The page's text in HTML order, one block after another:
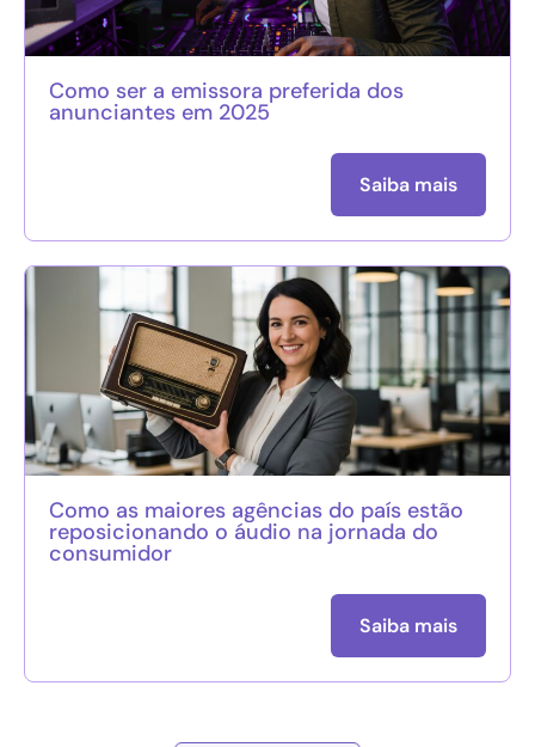
Como ser a emissora preferida dos
anunciantes em 2025
Saiba mais
Como as maiores agências do país estão
reposicionando o áudio na jornada do
consumidor
Saiba mais